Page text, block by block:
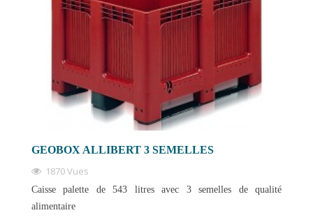
GEOBOX ALLIBERT 3 SEMELLES
1870 Vues
Caisse palette de 543 litres avec 3 semelles de qualité
alimentaire